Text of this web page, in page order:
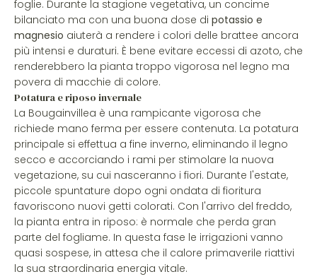
foglie. Durante la stagione vegetativa, un concime
bilanciato ma con una buona dose di potassio e
magnesio aiuterà a rendere i colori delle brattee ancora
più intensi e duraturi. È bene evitare eccessi di azoto, che
renderebbero la pianta troppo vigorosa nel legno ma
povera di macchie di colore.
Potatura e riposo invernale
La Bougainvillea è una rampicante vigorosa che
richiede mano ferma per essere contenuta. La potatura
principale si effettua a fine inverno, eliminando il legno
secco e accorciando i rami per stimolare la nuova
vegetazione, su cui nasceranno i fiori. Durante l'estate,
piccole spuntature dopo ogni ondata di fioritura
favoriscono nuovi getti colorati. Con l'arrivo del freddo,
la pianta entra in riposo: è normale che perda gran
parte del fogliame. In questa fase le irrigazioni vanno
quasi sospese, in attesa che il calore primaverile riattivi
la sua straordinaria energia vitale.